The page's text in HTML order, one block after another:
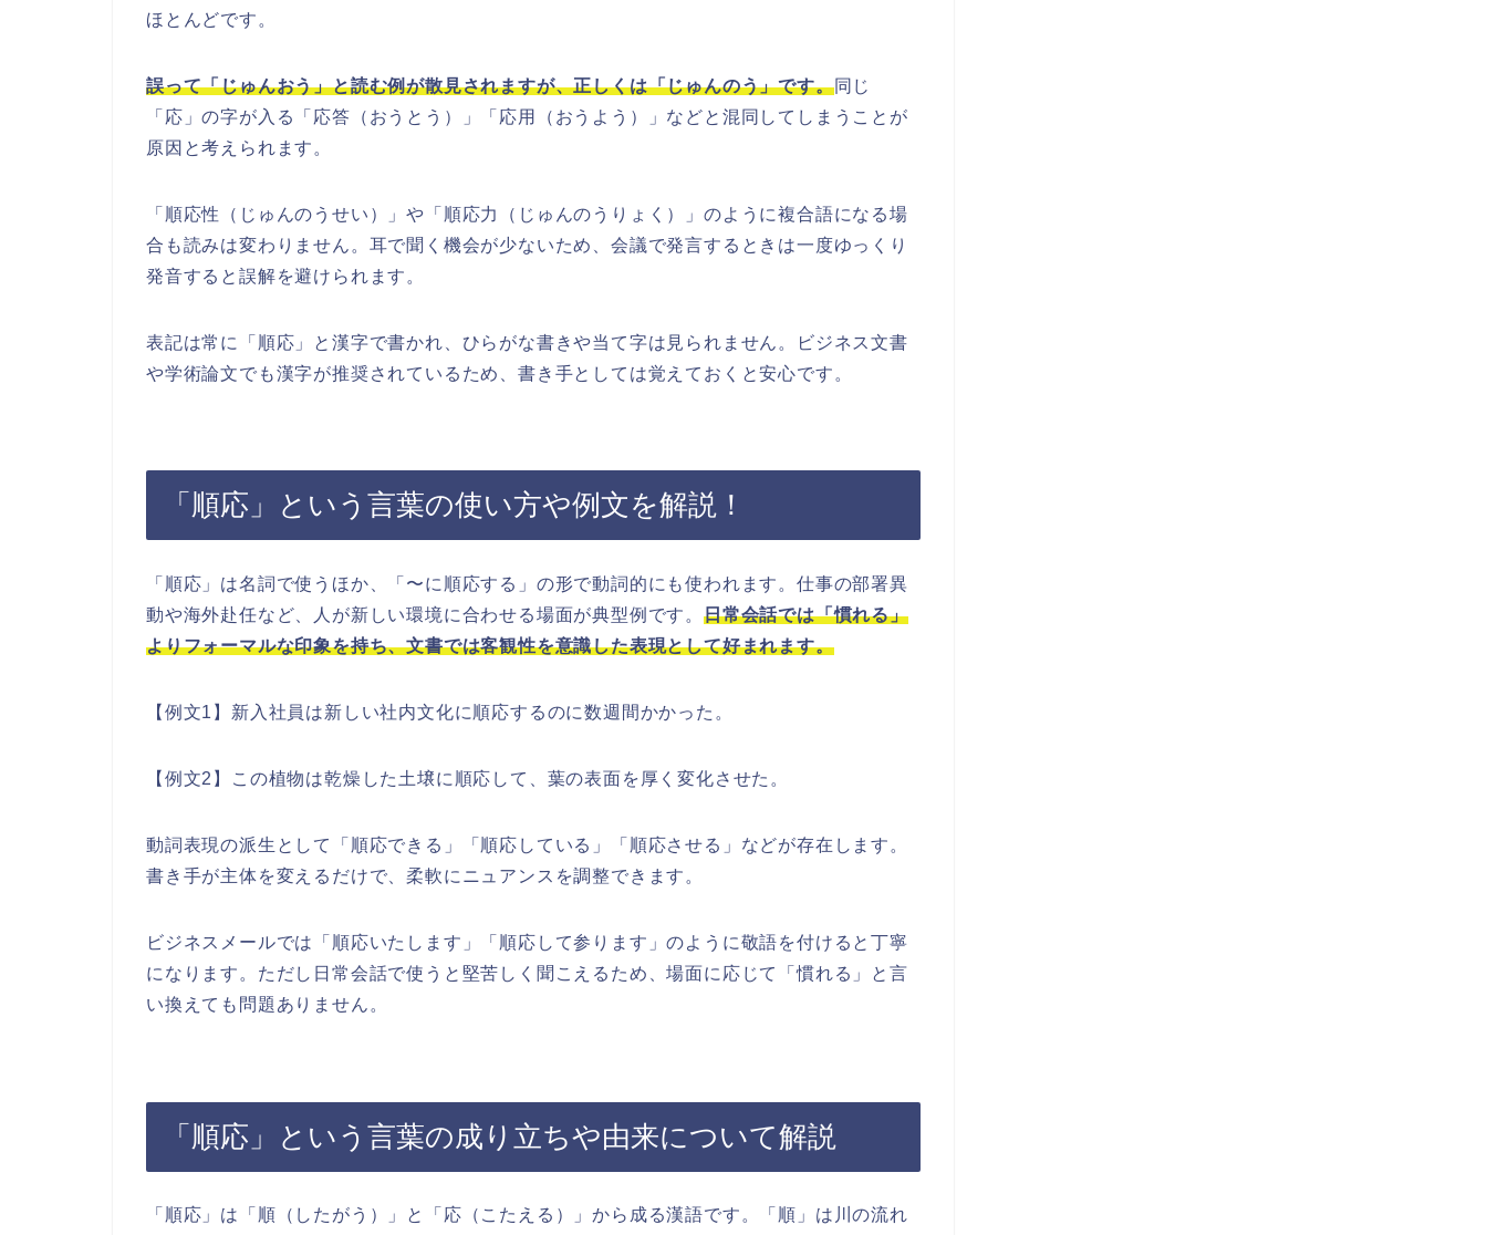
ほとんどです。
誤って「じゅんおう」と読む例が散見されますが、正しくは「じゅんのう」です。同じ
「応」の字が入る「応答（おうとう）」「応用（おうよう）」などと混同してしまうことが
原因と考えられます。
「順応性（じゅんのうせい）」や「順応力（じゅんのうりょく）」のように複合語になる場
合も読みは変わりません。耳で聞く機会が少ないため、会議で発言するときは一度ゆっくり
発音すると誤解を避けられます。
表記は常に「順応」と漢字で書かれ、ひらがな書きや当て字は見られません。ビジネス文書
や学術論文でも漢字が推奨されているため、書き手としては覚えておくと安心です。
「順応」という言葉の使い方や例文を解説！
「順応」は名詞で使うほか、「〜に順応する」の形で動詞的にも使われます。仕事の部署異
動や海外赴任など、人が新しい環境に合わせる場面が典型例です。 日常会話では「慣れる」
よりフォーマルな印象を持ち、文書では客観性を意識した表現として好まれます。
【例文1】新入社員は新しい社内文化に順応するのに数週間かかった。
【例文2】この植物は乾燥した土壌に順応して、葉の表面を厚く変化させた。
動詞表現の派生として「順応できる」「順応している」「順応させる」などが存在します。
書き手が主体を変えるだけで、柔軟にニュアンスを調整できます。
ビジネスメールでは「順応いたします」「順応して参ります」のように敬語を付けると丁寧
になります。ただし日常会話で使うと堅苦しく聞こえるため、場面に応じて「慣れる」と言
い換えても問題ありません。
「順応」という言葉の成り立ちや由来について解説
「順応」は「順（したがう）」と「応（こたえる）」から成る漢語です。「順」は川の流れ